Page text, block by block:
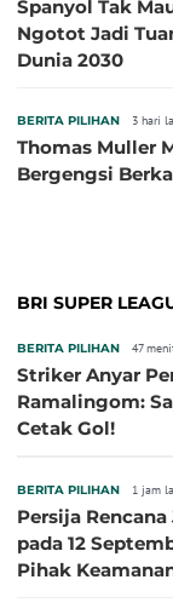
Spanyol Tak
Ngotot Jadi
Dunia 2030
BERITA PILIHAN 3 hari
Thomas Muller
Bergengsi
BRI SUPER
BERITA PILIHAN 47
Striker Anyar
Ramalingom:
Cetak Gol!
BERITA PILIHAN 1 jam
Persija
pada 12
Pihak